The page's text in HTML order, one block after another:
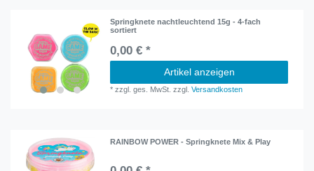
Springknete nachtleuchtend 15g - 4-fach
sortiert
0,00 € *
Artikel anzeigen
*zzgl. ges. MwSt. zzgl.Versandkosten
RAINBOW POWER - Springknete Mix & Play